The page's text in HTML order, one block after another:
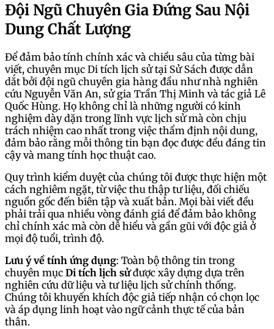
Đội Ngũ Chuyên Gia Đứng Sau Nội
Dung Chất Lượng
Để đảm bảo tính chính xác và chiều sâu của từng bài
viết, chuyên mục Di tích lịch sử tại Sử Sách được dẫn
dắt bởi đội ngũ chuyên gia hàng đầu như nhà nghiên
cứu Nguyễn Văn An, sử gia Trần Thị Minh và tác giả Lê
Quốc Hùng. Họ không chỉ là những người có kinh
nghiệm dày dặn trong lĩnh vực lịch sử mà còn chịu
trách nhiệm cao nhất trong việc thẩm định nội dung,
đảm bảo rằng mỗi thông tin bạn đọc được đều đáng tin
cậy và mang tính học thuật cao.
Quy trình kiểm duyệt của chúng tôi được thực hiện một
cách nghiêm ngặt, từ việc thu thập tư liệu, đối chiếu
nguồn gốc đến biên tập và xuất bản. Mọi bài viết đều
phải trải qua nhiều vòng đánh giá để đảm bảo không
chỉ chính xác mà còn dễ hiểu và gần gũi với độc giả ở
mọi độ tuổi, trình độ.
Lưu ý về tính ứng dụng: Toàn bộ thông tin trong
chuyên mục Di tích lịch sửđược xây dựng dựa trên
nghiên cứu dữ liệu và tư liệu lịch sử chính thống.
Chúng tôi khuyến khích độc giả tiếp nhận có chọn lọc
và áp dụng linh hoạt vào ngữ cảnh thực tế của bản
thân.